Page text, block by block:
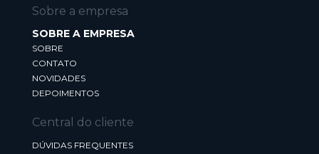
Sobre a empresa
SOBRE A EMPRESA
SOBRE
CONTATO
NOVIDADES
DEPOIMENTOS
Central do cliente
DÚVIDAS FREQUENTES